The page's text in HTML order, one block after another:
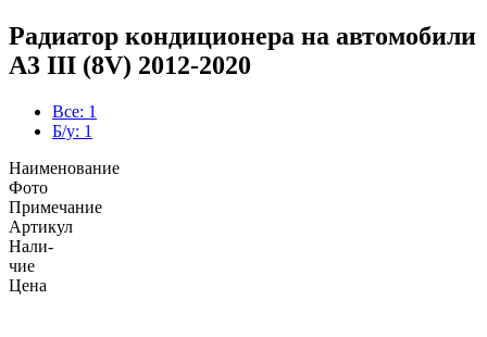
Радиатор кондиционера на автомобили
A3 III (8V) 2012-2020
Все: 1
Б/у: 1
Наименование
Фото
Примечание
Артикул
Нали-
чие
Цена